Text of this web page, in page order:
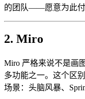
的团队——愿意为此付
2. Miro
Miro 严格来说不是画
多功能之一。这个区
场景：头脑风暴、